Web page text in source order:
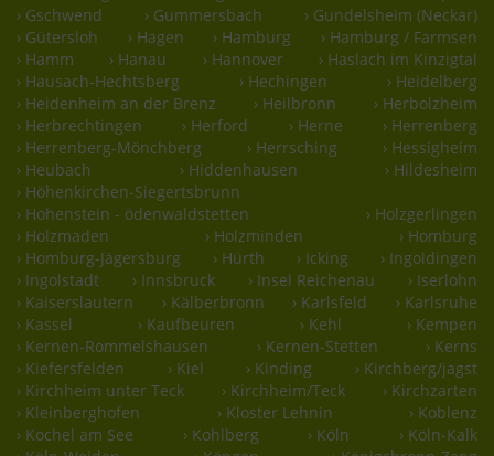
› Gschwend
› Gummersbach
› Gundelsheim (Neckar)
› Gütersloh
› Hagen › Hamburg
› Hamburg / Farmsen
› Hamm
› Hanau › Hannover
› Haslach im Kinzigtal
› Hausach-Hechtsberg
› Hechingen
› Heidelberg
› Heidenheim an der Brenz
› Heilbronn
› Herbolzheim
› Herbrechtingen
› Herford › Herne
› Herrenberg
› Herrenberg-Mönchberg
› Herrsching
› Hessigheim
› Heubach
› Hiddenhausen
› Hildesheim
› Höhenkirchen-Siegertsbrunn
› Hohenstein - ödenwaldstetten
› Holzgerlingen
› Holzmaden
› Holzminden
› Homburg
› Homburg-Jägersburg
› Hürth › Icking
› Ingoldingen
› Ingolstadt
› Innsbruck › Insel Reichenau
› Iserlohn
› Kaiserslautern
› Kälberbronn › Karlsfeld
› Karlsruhe
› Kassel
› Kaufbeuren › Kehl
› Kempen
› Kernen-Rommelshausen
› Kernen-Stetten
› Kerns
› Kiefersfelden
› Kiel › Kinding
› Kirchberg/jagst
› Kirchheim unter Teck
› Kirchheim/Teck
› Kirchzarten
› Kleinberghofen
› Kloster Lehnin
› Koblenz
› Kochel am See
› Kohlberg › Köln
› Köln-Kalk